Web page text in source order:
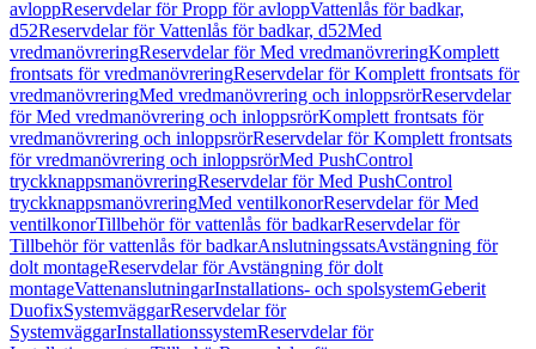
avloppReservdelar för Propp för avloppVattenlås för badkar,
d52Reservdelar för Vattenlås för badkar, d52Med
vredmanövreringReservdelar för Med vredmanövreringKomplett
frontsats för vredmanövreringReservdelar för Komplett frontsats för
vredmanövreringMed vredmanövrering och inloppsrörReservdelar
för Med vredmanövrering och inloppsrörKomplett frontsats för
vredmanövrering och inloppsrörReservdelar för Komplett frontsats
för vredmanövrering och inloppsrörMed PushControl
tryckknappsmanövreringReservdelar för Med PushControl
tryckknappsmanövreringMed ventilkonorReservdelar för Med
ventilkonorTillbehör för vattenlås för badkarReservdelar för
Tillbehör för vattenlås för badkarAnslutningssatsAvstängning för
dolt montageReservdelar för Avstängning för dolt
montageVattenanslutningarInstallations- och spolsystemGeberit
DuofixSystemväggarReservdelar för
SystemväggarInstallationssystemReservdelar för